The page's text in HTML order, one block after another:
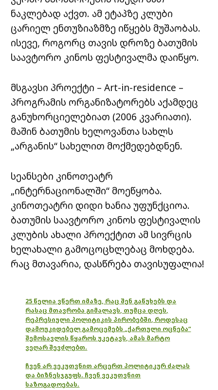
ნაკლებად აქვთ. ამ ეტაპზე კლუბი
ცარიელ ენთუზიაზმზე იწყებს მუშაობას.
ისევე, როგორც თავის დროზე ბათუმის
საავტორო კინოს ფესტივალმა დაიწყო.
მსგავსი პროექტი – Art-in-residence –
პროგრამის ორგანიზატორებს აქამდეც
განუხორციელებიათ (2006 კვარიათი).
მაშინ ბათუმის ხელოვანთა სახლს
„არგანის“ სახელით მოქმედებდნენ.
სეანსები კინოთეატრ
„ინტერნაციონალში“ მოეწყობა.
კინოთეატრი დიდი ხანია უფუნქციოა.
ბათუმის საავტორო კინოს ფესტივალის
კლუბის ახალი პროექტით ამ სივრცის
ხელახალი გამოცოცხლებაც მოხდება.
რაც მთავარია, დასწრება თავისუფალია!
25 წელია ვწერთ იმაზე, რაც შენ გაწუხებს და
რასაც მთავრობა გიმალავს, თუმცა დღეს,
რეპრესიული პოლიტიკის პირობებში, როდესაც
დამოუკიდებელ გამოცემებს „ქართული ოცნება“
შემოსავლის წყაროს უკეტავს, ამას მარტო
ვეღარ შევძლებთ.
ჩვენ არ ვეკუთვნით არცერთ პოლიტიკურ ძალას
და ბიზნესჯგუფს. ჩვენ ვეკუთვნით
საზოგადოებას.